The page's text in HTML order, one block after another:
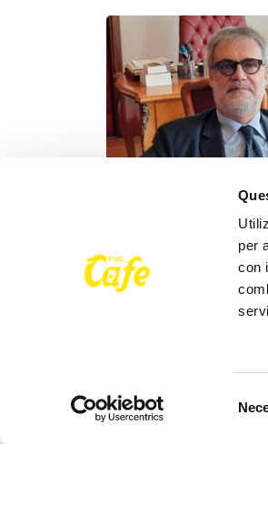
per
con
Il 28 maggio
nuovo libro di Renato
25 Maggio 2026